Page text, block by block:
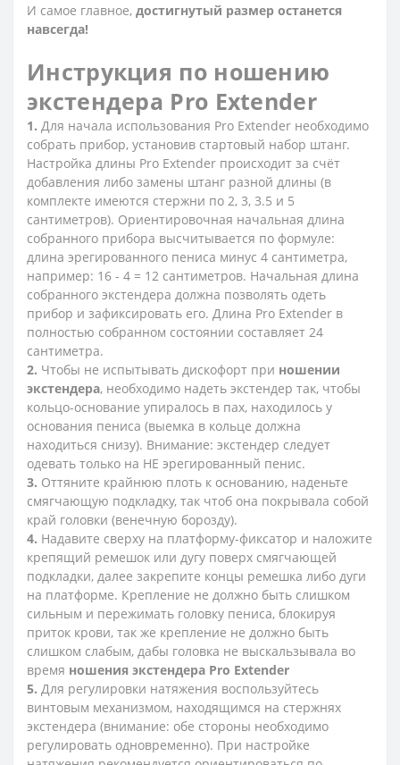
И самое главное, достигнутый размер останется
навсегда!
Инструкция по ношению
экстендера Pro Extender
1. Для начала использования Pro Extender необходимо
собрать прибор, установив стартовый набор штанг.
Настройка длины Pro Extender происходит за счёт
добавления либо замены штанг разной длины (в
комплекте имеются стержни по 2, 3, 3.5 и 5
сантиметров). Ориентировочная начальная длина
собранного прибора высчитывается по формуле:
длина эрегированного пениса минус 4 сантиметра,
например: 16 - 4 = 12 сантиметров. Начальная длина
собранного экстендера должна позволять одеть
прибор и зафиксировать его. Длина Pro Extender в
полностью собранном состоянии составляет 24
сантиметра.
2. Чтобы не испытывать дискофорт при ношении
экстендера, необходимо надеть экстендер так, чтобы
кольцо-основание упиралось в пах, находилось у
основания пениса (выемка в кольце должна
находиться снизу). Внимание: экстендер следует
одевать только на НЕ эрегированный пенис.
3. Оттяните крайнюю плоть к основанию, наденьте
смягчающую подкладку, так чтоб она покрывала собой
край головки (венечную борозду).
4. Надавите сверху на платформу-фиксатор и наложите
крепящий ремешок или дугу поверх смягчающей
подкладки, далее закрепите концы ремешка либо дуги
на платформе. Крепление не должно быть слишком
сильным и пережимать головку пениса, блокируя
приток крови, так же крепление не должно быть
слишком слабым, дабы головка не выскальзывала во
время ношения экстендера Pro Extender
5. Для регулировки натяжения воспользуйтесь
винтовым механизмом, находящимся на стержнях
экстендера (внимание: обе стороны необходимо
регулировать одновременно). При настройке